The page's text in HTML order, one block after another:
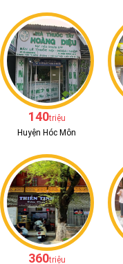
140triệu
Huyện Hóc Môn
360triệu